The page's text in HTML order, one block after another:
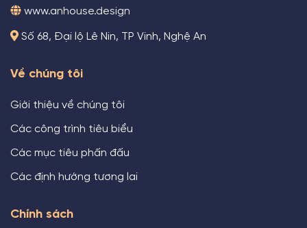
www.anhouse.design
Số 68, Đại lộ Lê Nin, TP Vinh, Nghệ An
Về chúng tôi
Giới thiệu về chúng tôi
Các công trình tiêu biểu
Các mục tiêu phấn đấu
Các định hướng tương lai
Chính sách